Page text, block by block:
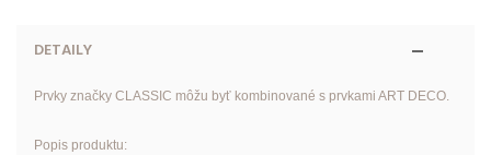
DETAILY
Prvky značky CLASSIC môžu byť kombinované s prvkami ART DECO.
Popis produktu: